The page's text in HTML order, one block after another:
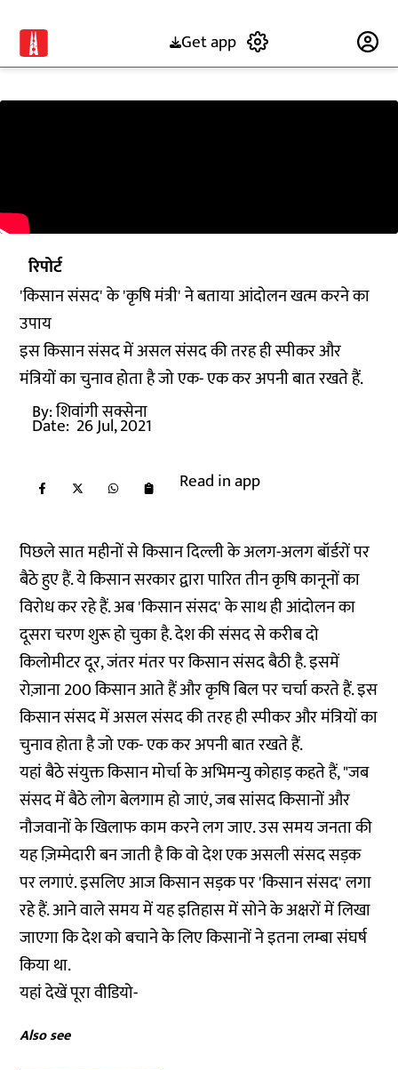
Get app
रिपोर्ट
'किसान संसद' के 'कृषि मंत्री' ने बताया आंदोलन खत्म करने का
उपाय
इस किसान संसद में असल संसद की तरह ही स्पीकर और
मंत्रियों का चुनाव होता है जो एक- एक कर अपनी बात रखते हैं.
By:शिवांगी सक्सेना
Date: 26 Jul, 2021
Read in app
पिछले सात महीनों से किसान दिल्ली के अलग-अलग बॉर्डरों पर
बैठे हुए हैं. ये किसान सरकार द्वारा पारित तीन कृषि कानूनों का
विरोध कर रहे हैं. अब 'किसान संसद' के साथ ही आंदोलन का
दूसरा चरण शुरू हो चुका है. देश की संसद से करीब दो
किलोमीटर दूर, जंतर मंतर पर किसान संसद बैठी है. इसमें
रोज़ाना 200 किसान आते हैं और कृषि बिल पर चर्चा करते हैं. इस
किसान संसद में असल संसद की तरह ही स्पीकर और मंत्रियों का
चुनाव होता है जो एक- एक कर अपनी बात रखते हैं.
यहां बैठे संयुक्त किसान मोर्चा के अभिमन्यु कोहाड़ कहते हैं, "जब
संसद में बैठे लोग बेलगाम हो जाएं, जब सांसद किसानों और
नौजवानों के खिलाफ काम करने लग जाए. उस समय जनता की
यह ज़िम्मेदारी बन जाती है कि वो देश एक असली संसद सड़क
पर लगाएं. इसलिए आज किसान सड़क पर 'किसान संसद' लगा
रहे हैं. आने वाले समय में यह इतिहास में सोने के अक्षरों में लिखा
जाएगा कि देश को बचाने के लिए किसानों ने इतना लम्बा संघर्ष
किया था.
यहां देखें पूरा वीडियो-
Also see